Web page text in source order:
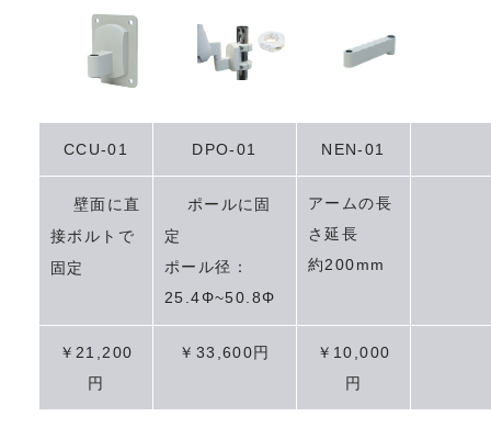
CCU-01 DPO-01 NEN-01
壁面に直
接ボルトで
固定
ポールに固
定
ポール径：
25.4Φ~50.8Φ
アームの長
さ延長
約200mm
￥21,200
円
￥33,600円
￥10,000
円